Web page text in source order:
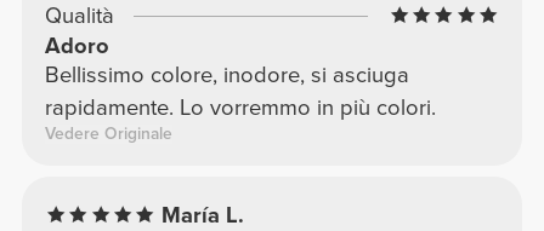
Qualità
Adoro
Bellissimo colore, inodore, si asciuga
rapidamente. Lo vorremmo in più colori.
Vedere Originale
María L.